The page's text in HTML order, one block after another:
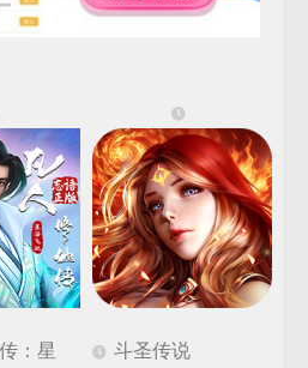
：星
斗圣传说